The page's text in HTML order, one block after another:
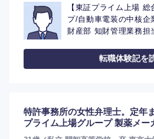
選択す
選択す
選択す
選択す
【東証プライム上場
プ/自動車電装の中核企
財産部 知財管理業務担
転職体験記を
特許事務所の女性弁理士。定年
プライム上場グループ 製薬メー